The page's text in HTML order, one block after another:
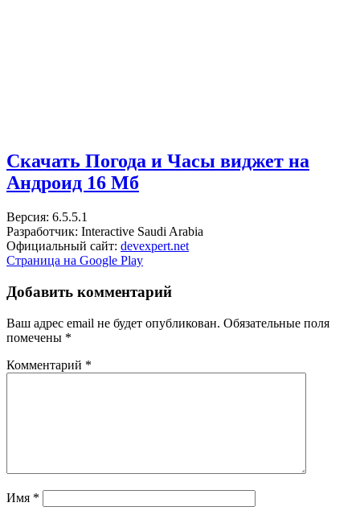
Скачать Погода и Часы виджет на
Андроид 16 Мб
Версия: 6.5.5.1
Разработчик: Interactive Saudi Arabia
Официальный сайт: devexpert.net
Страница на Google Play
Добавить комментарий
Ваш адрес email не будет опубликован. Обязательные поля
помечены *
Комментарий *
Имя *